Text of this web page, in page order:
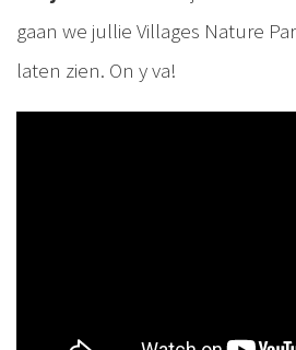
gaan we jullie Villages Nature
laten zien. On y va!